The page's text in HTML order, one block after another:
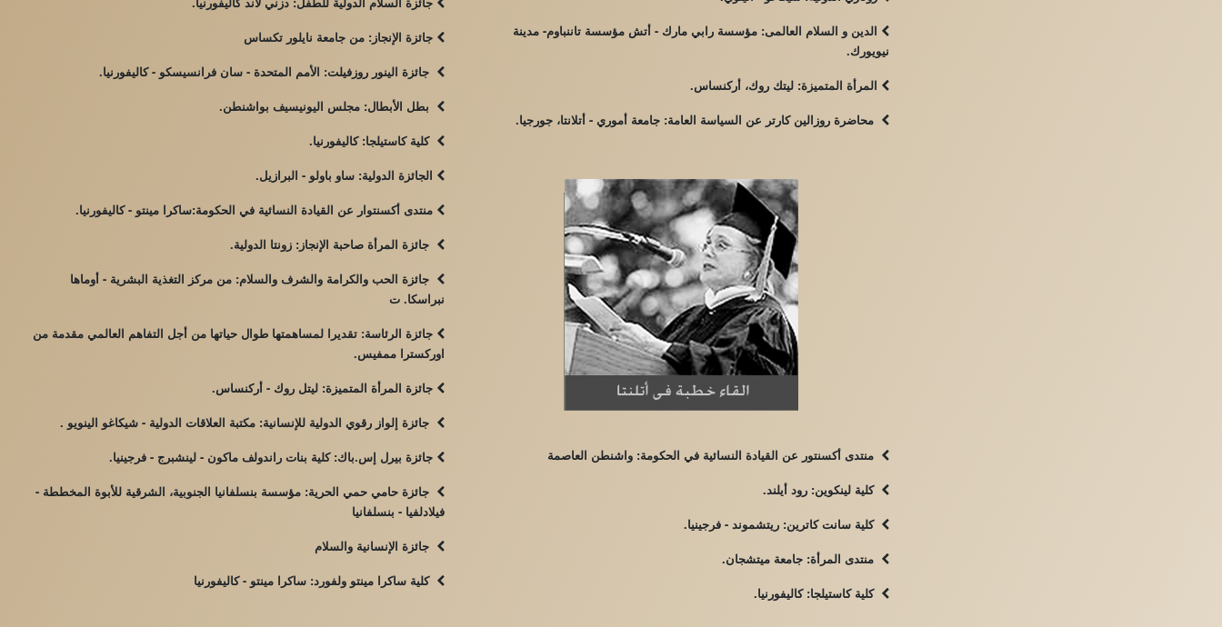
الدين و السلام العالمى: مؤسسة رابي مارك - أتش مؤسسة تاننباوم- مدينة
نيويورك.
المرأة المتميزة: ليتك روك، أركنساس.
محاضرة روزالين كارتر عن السياسة العامة: جامعة أموري - أتلانتا، جورجيا.
منتدى أكسنتور عن القيادة النسائية في الحكومة: واشنطن العاصمة
كلية لينكوين: رود أيلند.
كلية سانت كاترين: ريتشموند - فرجينيا.
منتدى المرأة: جامعة ميتشجان.
كلية كاستيلجا: كاليفورنيا.
جائزة الإنجاز: من جامعة نايلور تكساس
جائزة الينور روزفيلت: الأمم المتحدة - سان فرانسيسكو - كاليفورنيا.
بطل الأبطال: مجلس اليونيسيف بواشنطن.
كلية كاستيلجا: كاليفورنيا.
الجائزة الدولية: ساو باولو - البرازيل.
منتدى أكسنتوار عن القيادة النسائية في الحكومة:ساكرا مينتو - كاليفورنيا.
جائزة المرأة صاحبة الإنجاز: زونتا الدولية.
جائزة الحب والكرامة والشرف والسلام: من مركز التغذية البشرية - أوماها
نبراسكا. ت
جائزة الرئاسة: تقديرا لمساهمتها طوال حياتها من أجل التفاهم العالمي مقدمة من
اوركسترا ممفيس.
جائزة المرأة المتميزة: ليتل روك - أركنساس.
جائزة إلواز رقوي الدولية للإنسانية: مكتبة العلاقات الدولية - شيكاغو الينويو .
جائزة بيرل إس.باك: كلية بنات راندولف ماكون - لينشبرج - فرجينيا.
جائزة حامي حمي الحرية: مؤسسة بنسلفانيا الجنوبية، الشرقية للأبوة المخططة -
فيلادلفيا - بنسلفانيا
جائزة الإنسانية والسلام
كلية ساكرا مينتو ولفورد: ساكرا مينتو - كاليفورنيا